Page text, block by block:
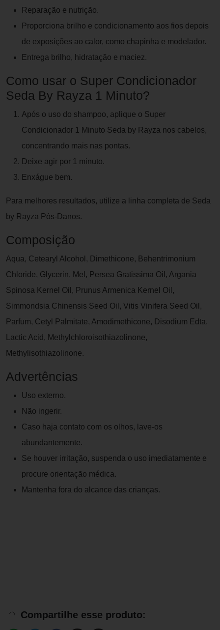
Reparação e nutrição.
Proporciona brilho e condicionamento aos fios depois
de exposições ao calor, como chapinha e modelador.
Entrega brilho, hidratação e maciez.
Como usar o Super Condicionador
Seda By Rayza 1 Minuto?
Após o uso do shampoo, aplique o Super
Condicionador 1 Minuto Seda by Rayza nos cabelos,
concentrando mais nas pontas.
Deixe agir por 1 minuto.
Enxágue bem.
Para melhores resultados, utilize a linha completa de Seda
by Rayza Pós-Danos.
Composição
Aqua, Cetearyl Alcohol, Dimethicone, Behentrimonium
Chloride, Glycerin, Mel, Persea Gratissima Oil, Argania
Spinosa Kernel Oil, Prunus Armenica Kernel Oil,
Simmondsia Chinensis Seed Oil, Vitis Vinifera Seed Oil,
Parfum, Cetyl Palmitate, Amodimethicone, Disodium Edta,
Lactic Acid, Methylchloroisothiazolinone,
Methylisothiazolinone.
Advertências
Uso externo.
Não ingerir.
Caso haja contato com os olhos, lave-os
abundantemente.
Se houver irritação, suspenda o uso imediatamente e
procure orientação médica.
Mantenha fora do alcance das crianças.
Compartilhe esse produto: